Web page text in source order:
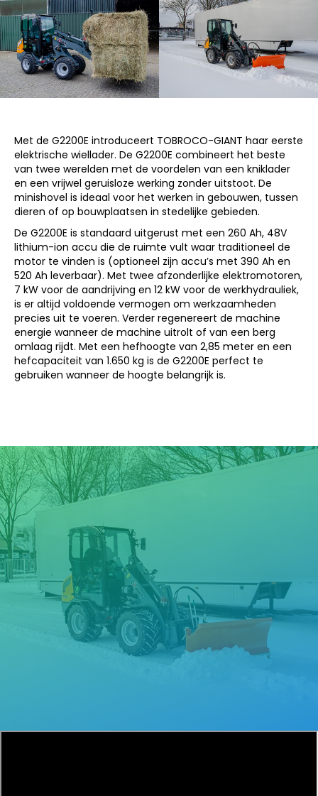
Met de G2200E introduceert TOBROCO-GIANT haar eerste
elektrische wiellader. De G2200E combineert het beste
van twee werelden met de voordelen van een kniklader
en een vrijwel geruisloze werking zonder uitstoot. De
minishovel is ideaal voor het werken in gebouwen, tussen
dieren of op bouwplaatsen in stedelijke gebieden.
De G2200E is standaard uitgerust met een 260 Ah, 48V
lithium-ion accu die de ruimte vult waar traditioneel de
motor te vinden is (optioneel zijn accu’s met 390 Ah en
520 Ah leverbaar). Met twee afzonderlijke elektromotoren,
7 kW voor de aandrijving en 12 kW voor de werkhydrauliek,
is er altijd voldoende vermogen om werkzaamheden
precies uit te voeren. Verder regenereert de machine
energie wanneer de machine uitrolt of van een berg
omlaag rijdt. Met een hefhoogte van 2,85 meter en een
hefcapaciteit van 1.650 kg is de G2200E perfect te
gebruiken wanneer de hoogte belangrijk is.